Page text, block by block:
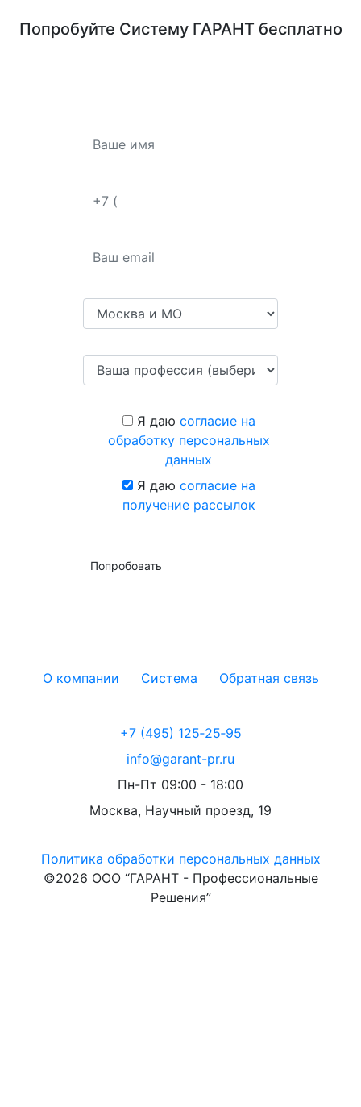
Попробуйте Систему ГАРАНТбесплатно
Я даю согласие на
обработку персональных
данных
Я даю согласие на
получение рассылок
Попробовать
О компании Система Обратная связь
+7 (495) 125‑25‑95
info@garant-pr.ru
Пн-Пт 09:00 - 18:00
Москва, Научный проезд, 19
Политика обработки персональных данных
©2026 ООО “ГАРАНТ - Профессиональные
Решения”